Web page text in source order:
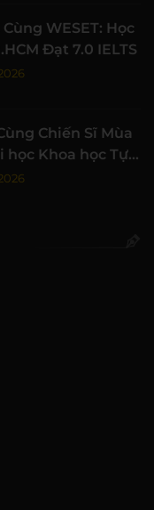
Cùng WESET: Học
Đạt 7.0 IELTS
Chiến Sĩ Mùa
học Khoa học Tự
HCM